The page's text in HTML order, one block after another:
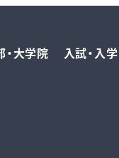
・大学院 入試・入学